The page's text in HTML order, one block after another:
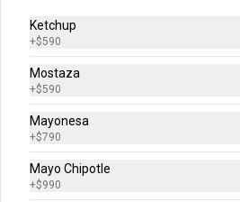
Ketchup
+$590
Mostaza
+$590
Mayonesa
+$790
Mayo Chipotle
+$990